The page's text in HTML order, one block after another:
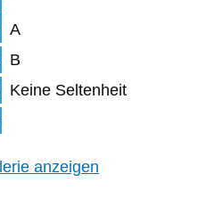
A
B
Keine Seltenheit
anzeigen